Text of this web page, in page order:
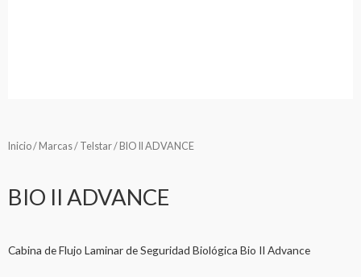
Inicio/ Marcas/ Telstar/ BIO II ADVANCE
BIO II ADVANCE
Cabina de Flujo Laminar de Seguridad Biológica Bio II Advance